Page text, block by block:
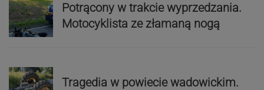
Potrącony w trakcie wyprzedzania.
Motocyklista ze złamaną nogą
Tragedia w powiecie wadowickim.